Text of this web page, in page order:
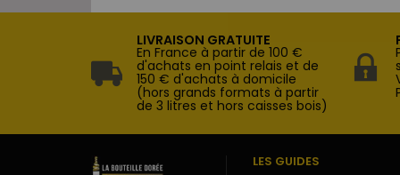
LIVRAISON GRATUITE
En France à partir de 100 €
d'achats en point relais et de
150 € d'achats à domicile
(hors grands formats à partir
de 3 litres et hors caisses bois)
LES GUIDES